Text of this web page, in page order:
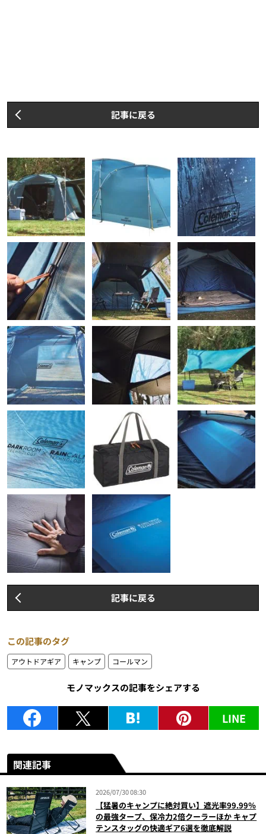
記事に戻る
記事に戻る
この記事のタグ
アウトドアギア キャンプ コールマン
モノマックスの記事をシェアする
LINE
関連記事
2026/07/30 08:30
【猛暑のキャンプに絶対買い】遮光率99.99％
の最強タープ、保冷力2倍クーラーほか キャプ
テンスタッグの快適ギア6選を徹底解説